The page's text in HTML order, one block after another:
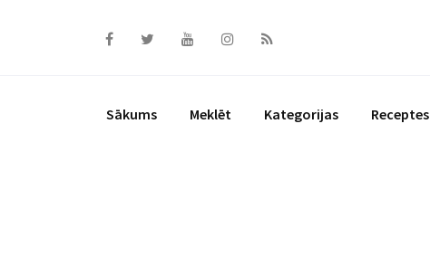
Sākums Meklēt Kategorijas Receptes